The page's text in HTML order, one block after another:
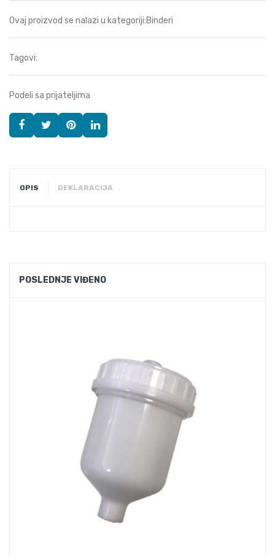
Ovaj proizvod se nalazi u kategoriji:Binderi
Tagovi:
Podeli sa prijateljima
OPIS DEKLARACIJA
POSLEDNJE VIĐENO